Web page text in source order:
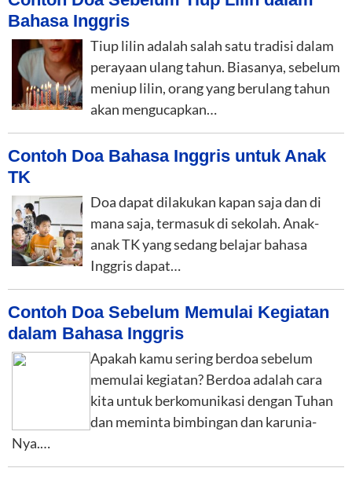
Bahasa Inggris
Tiup lilin adalah salah satu tradisi dalam
perayaan ulang tahun. Biasanya, sebelum
meniup lilin, orang yang berulang tahun
akan mengucapkan…
Contoh Doa Bahasa Inggris untuk Anak
TK
Doa dapat dilakukan kapan saja dan di
mana saja, termasuk di sekolah. Anak-
anak TK yang sedang belajar bahasa
Inggris dapat…
Contoh Doa Sebelum Memulai Kegiatan
dalam Bahasa Inggris
Apakah kamu sering berdoa sebelum
memulai kegiatan? Berdoa adalah cara
kita untuk berkomunikasi dengan Tuhan
dan meminta bimbingan dan karunia-
Nya.…